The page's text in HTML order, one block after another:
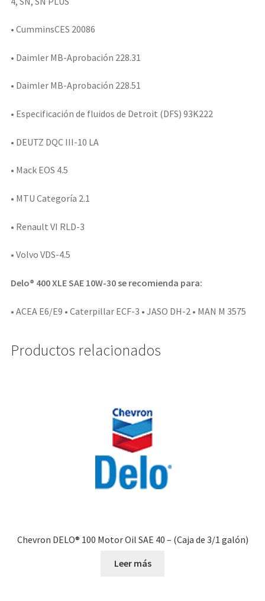
• CumminsCES 20086
• Daimler MB-Aprobación 228.31
• Daimler MB-Aprobación 228.51
• Especificación de fluidos de Detroit (DFS) 93K222
• DEUTZ DQC III-10 LA
• Mack EOS 4.5
• MTU Categoría 2.1
• Renault VI RLD-3
• Volvo VDS-4.5
Delo® 400 XLE SAE 10W-30 se recomienda para:
• ACEA E6/E9 • Caterpillar ECF-3 • JASO DH-2 • MAN M 3575
Productos relacionados
Chevron DELO® 100 Motor Oil SAE 40 – (Caja de 3/1 galón)
Leer más